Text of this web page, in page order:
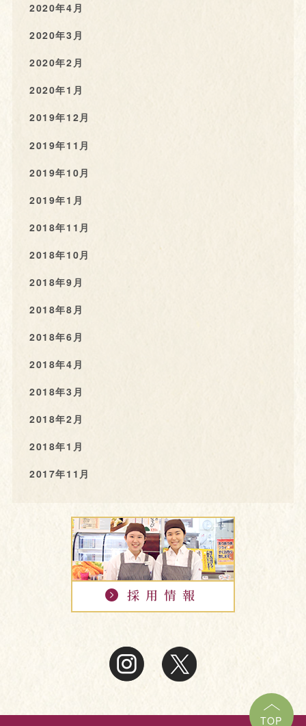
2020年4月
2020年3月
2020年2月
2020年1月
2019年12月
2019年11月
2019年10月
2019年1月
2018年11月
2018年10月
2018年9月
2018年8月
2018年6月
2018年4月
2018年3月
2018年2月
2018年1月
2017年11月
TOP